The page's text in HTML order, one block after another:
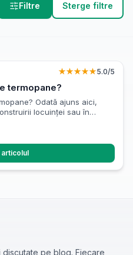
Filtre Sterge filtre
★★★★★5.0/5
termopane?
Odată ajuns aici,
locuinței sau în
vechea tâmplărie cu una
termopan reprezintă o
modelelor
vă poate pune în dificultate.
pe blog. Fiecare